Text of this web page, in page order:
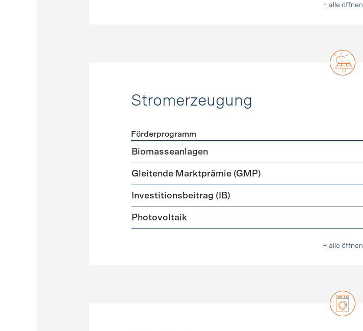
+ alle öffnen
Stromerzeugung
Förderprogramme
Förderprogramm
Biomasseanlagen
Gleitende Marktprämie (GMP)
Investitionsbeitrag (IB)
Photovoltaik
+ alle öffnen